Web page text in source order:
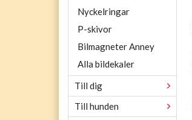
Nyckelringar
P-skivor
Bilmagneter Anney
Alla bildekaler
Till dig
Till hunden